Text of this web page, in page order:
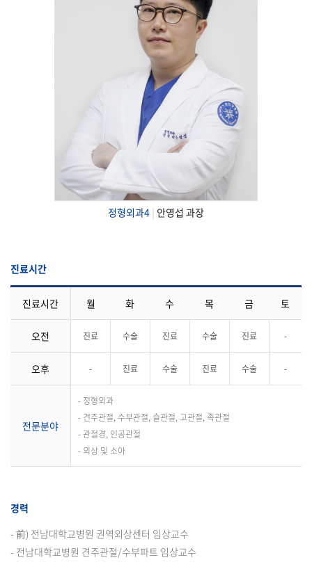
정형외과4 | 안영섭 과장
진료시간
진료시간 월 화 수 목 금 토
오전 진료 수술 진료 수술 진료 -
오후 - 진료 수술 진료 수술 -
전문분야
- 정형외과
- 견주관절, 수부관절, 슬관절, 고관절, 족관절
- 관절경, 인공관절
- 외상 및 소아
경력
- 前) 전남대학교병원 권역외상센터 임상교수
- 전남대학교병원 견주관절/수부파트 임상교수